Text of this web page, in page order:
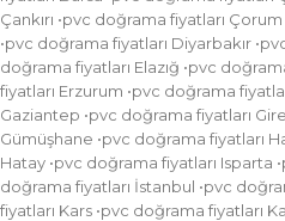
Çankırı •pvc doğrama fiyatları
•pvc doğrama fiyatları Diyarbakır
doğrama fiyatları Elazığ •pvc
fiyatları Erzurum •pvc doğrama
Gaziantep •pvc doğrama fiyatları
Gümüşhane •pvc doğrama fiyatları
Hatay •pvc doğrama fiyatları Isparta
doğrama fiyatları İstanbul •pvc
fiyatları Kars •pvc doğrama fiyatları